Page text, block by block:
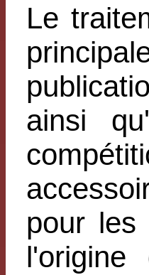
Le
ainsi
pour les